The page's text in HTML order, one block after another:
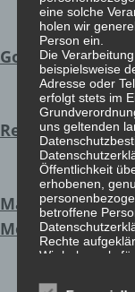
Goya
Rembrandt
Malewitch
Modrian
eine solche
holen wir
Person ein.
Die
beispielsweise
Adresse oder
erfolgt stets im
uns geltenden
Öffentlichkeit
erhobenen,
betroffene
Rechte
Wir haben als
umgesetzt, um